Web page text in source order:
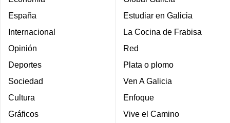
España
Internacional
Opinión
Deportes
Sociedad
Cultura
Gráficos
Estudiar en Galicia
La Cocina de Frabisa
Red
Plata o plomo
Ven A Galicia
Enfoque
Vive el Camino